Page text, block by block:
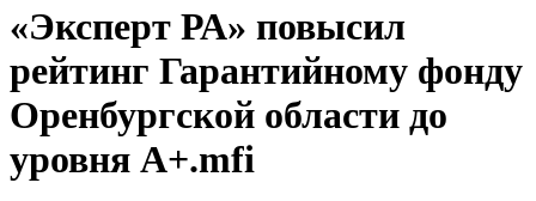
«Эксперт РА» повысил
рейтинг Гарантийному фонду
Оренбургской области до
уровня А+.mfi